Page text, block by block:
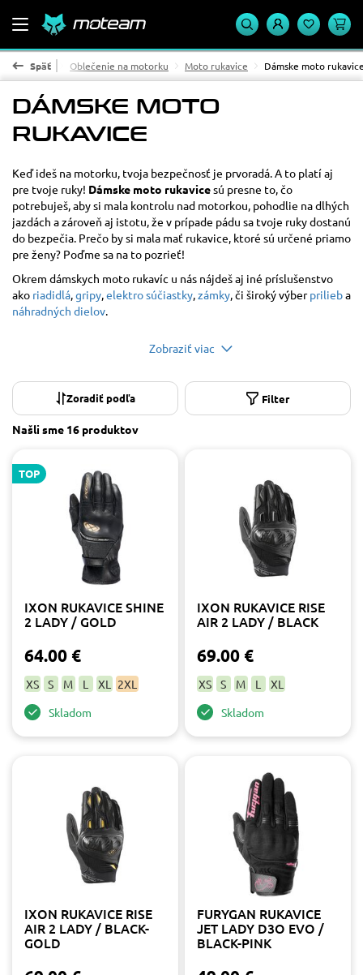
Späť
Domov Oblečenie na motorku Moto rukavice Dámske moto
DÁMSKE MOTO
RUKAVICE
Keď ideš na motorku, tvoja bezpečnosť je prvoradá. A to platí aj
pre tvoje ruky! Dámske moto rukavicesú presne to, čo
potrebuješ, aby si mala kontrolu nad motorkou, pohodlie na dlhých
jazdách a zároveň aj istotu, že v prípade pádu sa tvoje ruky dostanú
do bezpečia. Prečo by si mala mať rukavice, ktoré sú určené priamo
pre ženy? Poďme sa na to pozrieť!
Okrem dámskych moto rukavíc u nás nájdeš aj iné príslušenstvo
ako riadidlá,gripy,elektro súčiastky,zámky, či široký výberprilieba
náhradných dielov.
Zobraziť viac
Filter
Materiál
textil
5
Cena
od
do
Na objednávku
3
Veľkosť
2XL
M
IXON
8
Rebelhorn
Farba
biela
čierna
Našli sme 16 produktov
TOP
IXON RUKAVICE SHINE
2 LADY / GOLD
64.00 €
XS S M L XL
2XL
Skladom
IXON RUKAVICE RISE
AIR 2 LADY / BLACK
69.00 €
XS S M L
XL
Skladom
IXON RUKAVICE RISE
AIR 2 LADY / BLACK-
GOLD
FURYGAN RUKAVICE
JET LADY D3O EVO /
BLACK-PINK